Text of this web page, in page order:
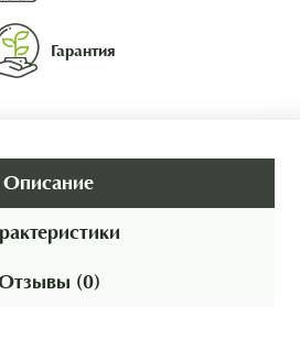
Гарантия
Описание
(0)